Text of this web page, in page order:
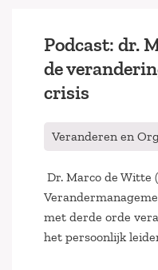
Podcast: dr.
de
crisis
Veranderen en
Dr. Marco de Witte
met derde orde
het persoonlijk